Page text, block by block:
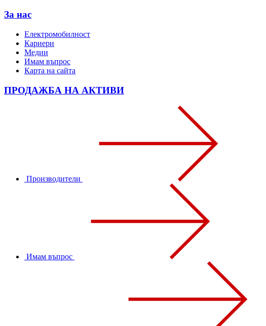
За нас
Електромобилност
Кариери
Медии
Имам въпрос
Карта на сайта
ПРОДАЖБА НА АКТИВИ
Производители
Имам въпрос